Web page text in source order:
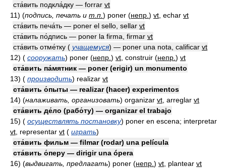
ста́вить подкла́дку — forrar vt
11) (подпись, печать и т.п. ) poner (непр. ) vt , echar vt
ста́вить печа́ть — poner el sello, sellar vt
ста́вить по́дпись — poner la firma, firmar vt
ста́вить отме́тку ( учащемуся) — poner una nota, calificar vt
12) ( сооружать) poner (непр. ) vt , construir (непр. ) vt
ста́вить па́мятник — poner (erigir) un monumento
13) ( производить) realizar vt
ста́вить о́пыты — realizar (hacer) experimentos
14) (налаживать, организовать) organizar vt , arreglar vt
ста́вить де́ло (рабо́ту) — organizar el trabajo
15) ( осуществлять постановку) poner en escena; interpretar
vt , representar vt ( играть)
ста́вить фильм — filmar (rodar) una película
ста́вить о́перу — dirigir una ópera
16) (выдвигать, предлагать) poner (непр. ) vt , plantear vt